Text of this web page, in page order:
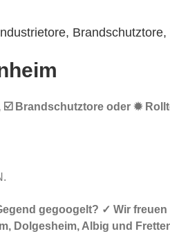
Brandschutztore,
Brandschutztore oder ✹
gegoogelt? ✓ Wir
Dolgesheim, Albig und